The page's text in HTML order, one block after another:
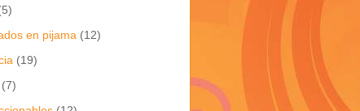
en pijama (12)
(19)
(7)